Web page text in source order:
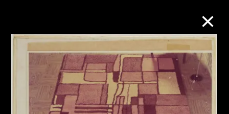
M+藏品
进一步筛选 搜索